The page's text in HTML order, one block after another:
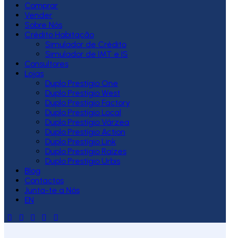
Comprar
Vender
Sobre Nós
Crédito Habitação
Simulador de Crédito
Simulador de IMT e IS
Consultores
Lojas
Duplo Prestígio One
Duplo Prestígio West
Duplo Prestígio Factory
Duplo Prestígio Local
Duplo Prestígio Várzea
Duplo Prestígio Action
Duplo Prestígio Link
Duplo Prestígio Raízes
Duplo Prestígio Urbis
Blog
Contactos
Junta-te a Nós
EN